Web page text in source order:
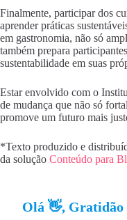
Finalmente, participar dos
aprender práticas
em gastronomia, não só
também prepara
sustentabilidade em suas
Estar envolvido com o
de mudança que não só
promove um futuro mais
*Texto produzido e
da solução Conteúdo para
Olá 👋, Gratidão